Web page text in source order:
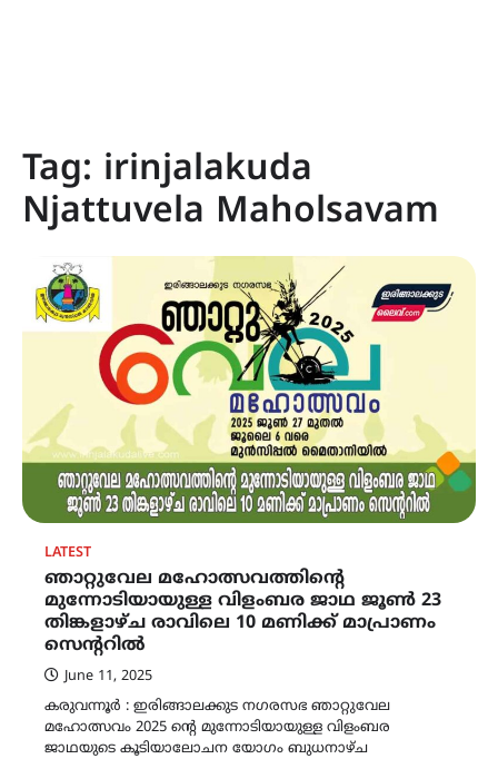
Tag: irinjalakuda
Njattuvela Maholsavam
LATEST
ഞാറ്റുവേല മഹോത്സവത്തിന്റെ
മുന്നോടിയായുള്ള വിളംബര ജാഥ ജൂൺ 23
തിങ്കളാഴ്ച രാവിലെ 10 മണിക്ക് മാപ്രാണം
സെന്ററിൽ
June 11, 2025
കരുവന്നൂർ : ഇരിങ്ങാലക്കുട നഗരസഭ ഞാറ്റുവേല
മഹോത്സവം 2025 ന്റെ മുന്നോടിയായുള്ള വിളംബര
ജാഥയുടെ കൂടിയാലോചന യോഗം ബുധനാഴ്ച